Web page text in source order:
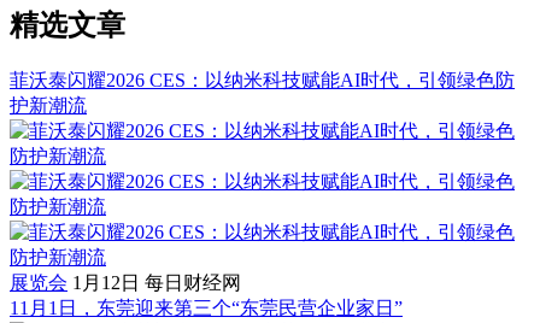
精选文章
菲沃泰闪耀2026 CES：以纳米科技赋能AI时代，引领绿色防
护新潮流
展览会 1月12日 每日财经网
11月1日，东莞迎来第三个“东莞民营企业家日”